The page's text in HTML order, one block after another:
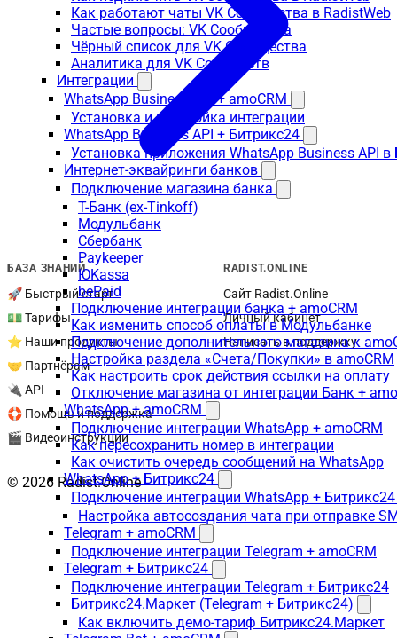
Как работают чаты VK Сообщества в RadistWeb
Частые вопросы: VK Сообщества
Чёрный список для VK Сообщества
Аналитика для VK Сообществ
Интеграции
WhatsApp Business API + amoCRM
Установка и настройка интеграции
WhatsApp Business API + Битрикс24
Установка приложения WhatsApp Business API
Интернет-эквайринги банков
Подключение магазина банка
Т-Банк (ex-Tinkoff)
Модульбанк
Сбербанк
Paykeeper
ЮKassa
bePaid
Подключение интеграции банка + amoCRM
Как изменить способ оплаты в Модульбанке
Подключение дополнительного магазина к
Настройка раздела «Счета/Покупки» в amoCRM
Как настроить срок действия ссылки на оплату
Отключение магазина от интеграции Банк +
WhatsApp + amoCRM
Подключение интеграции WhatsApp + amoCRM
Как пересохранить номер в интеграции
Как очистить очередь сообщений на WhatsApp
WhatsApp + Битрикс24
Подключение интеграции WhatsApp + Битрикс24
Настройка автосоздания чата при отправке
Telegram + amoCRM
Подключение интеграции Telegram + amoCRM
Telegram + Битрикс24
Подключение интеграции Telegram + Битрикс24
Битрикс24.Маркет (Telegram + Битрикс24)
Как включить демо-тариф Битрикс24.Маркет
БАЗА ЗНАНИЙ
🚀 Быстрый старт
💵 Тарифы
⭐ Наши продукты
🤝 Партнёрам
🔌 API
🛟 Помощь и поддержка
🎬 Видеоинструкции
RADIST.ONLINE
Сайт Radist.Online
Личный кабинет
Написать в поддержку
© 2026 Radist.Online